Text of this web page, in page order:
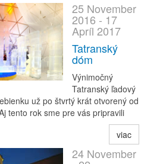
25 November
2016 - 17
Apríl 2017
Tatranský
dóm
Výnimočný
Tatranský ľadový
už po štvrtý krát otvorený od
tento rok sme pre vás pripravili
viac
24 November